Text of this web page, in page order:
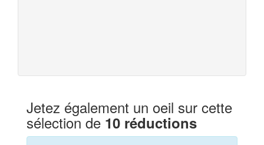
Jetez également un oeil sur cette
sélection de 10 réductions